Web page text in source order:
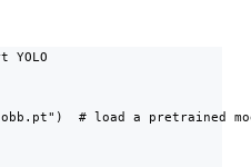
obb.pt")  # load a pretrained